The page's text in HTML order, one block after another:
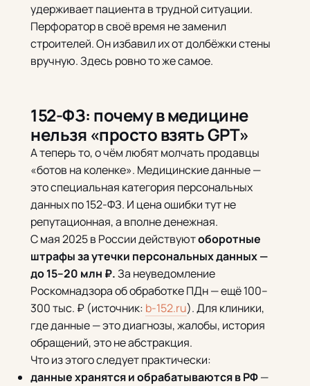
удерживает пациента в трудной ситуации.
Перфоратор в своё время не заменил
строителей. Он избавил их от долбёжки стены
вручную. Здесь ровно то же самое.
152-ФЗ: почему в медицине
нельзя «просто взять GPT»
А теперь то, о чём любят молчать продавцы
«ботов на коленке». Медицинские данные —
это специальная категория персональных
данных по 152-ФЗ. И цена ошибки тут не
репутационная, а вполне денежная.
С мая 2025 в России действуютоборотные
штрафы за утечки персональных данных —
до 15–20 млн ₽.За неуведомление
Роскомнадзора об обработке ПДн — ещё 100–
300 тыс. ₽ (источник: b-152.ru). Для клиники,
где данные — это диагнозы, жалобы, история
обращений, это не абстракция.
Что из этого следует практически:
данные хранятся и обрабатываются в РФ—